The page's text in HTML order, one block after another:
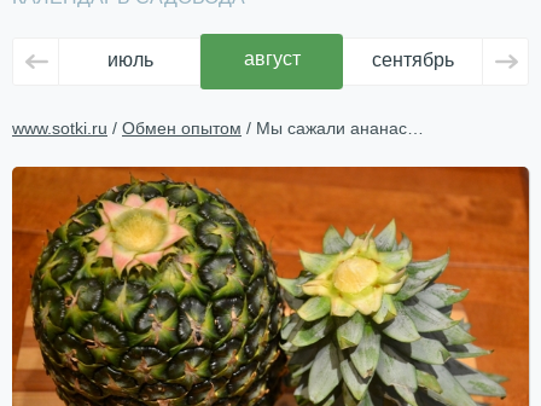
июль август сентябрь
www.sotki.ru / Обмен опытом / Мы сажали ананас…